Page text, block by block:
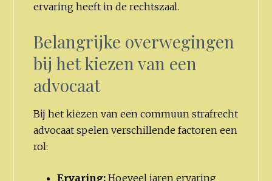
ervaring heeft in de rechtszaal.
Belangrijke overwegingen
bij het kiezen van een
advocaat
Bij het kiezen van een commuun strafrecht
advocaat spelen verschillende factoren een
rol:
Ervaring:Hoeveel jaren ervaring